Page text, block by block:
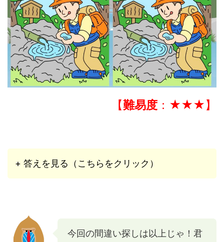
【難易度 ：★★★】
+ 答えを見る（こちらをクリック）
今回の間違い探しは以上じゃ！君